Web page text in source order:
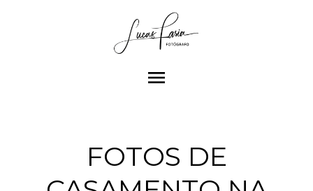
menu
FOTOS DE